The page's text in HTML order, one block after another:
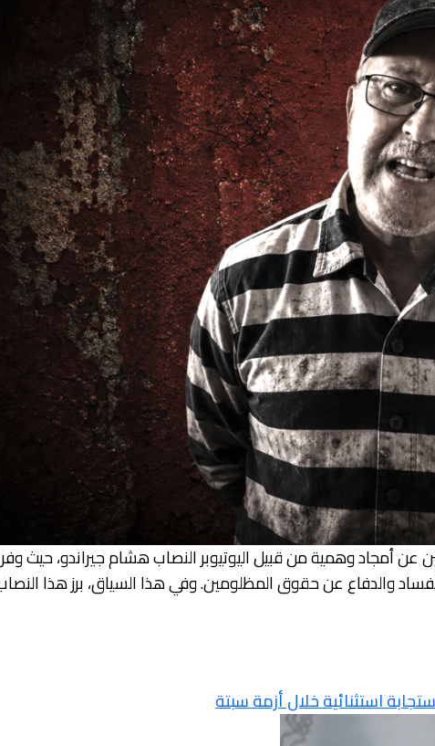
عن أمجاد وهمية من قبيل اليوتيوبر النصاب هشام جيراندو، حيث
والدفاع عن حقوق المظلومين. وفي هذا السياق، برز هذا
استثنائية خلال أزمة سبتة